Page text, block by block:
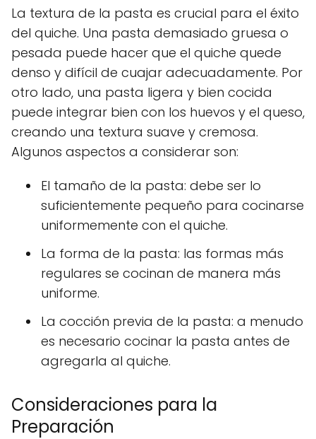
La textura de la pasta es crucial para el éxito
del quiche. Una pasta demasiado gruesa o
pesada puede hacer que el quiche quede
denso y difícil de cuajar adecuadamente. Por
otro lado, una pasta ligera y bien cocida
puede integrar bien con los huevos y el queso,
creando una textura suave y cremosa.
Algunos aspectos a considerar son:
El tamaño de la pasta: debe ser lo
suficientemente pequeño para cocinarse
uniformemente con el quiche.
La forma de la pasta: las formas más
regulares se cocinan de manera más
uniforme.
La cocción previa de la pasta: a menudo
es necesario cocinar la pasta antes de
agregarla al quiche.
Consideraciones para la
Preparación